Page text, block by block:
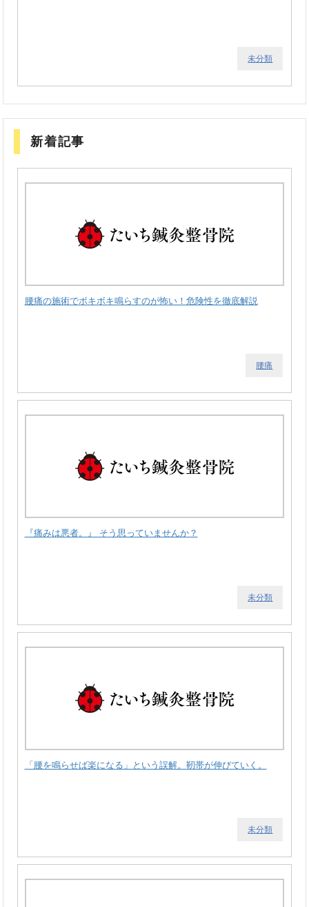
未分類
新着記事
腰痛の施術でボキボキ鳴らすのが怖い！危険性を徹底解説
腰痛
『痛みは悪者。』 そう思っていませんか？
未分類
「腰を鳴らせば楽になる」という誤解。靭帯が伸びていく。
未分類